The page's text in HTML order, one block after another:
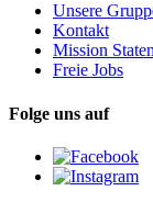
Unsere
Kontakt
Mission
Freie Jobs
Folge uns auf